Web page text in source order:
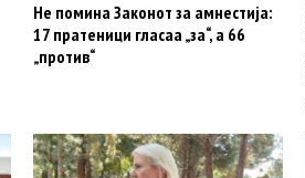
Не помина Законот за амнестија:
17 пратеници гласаа „за“, а 66
„против“